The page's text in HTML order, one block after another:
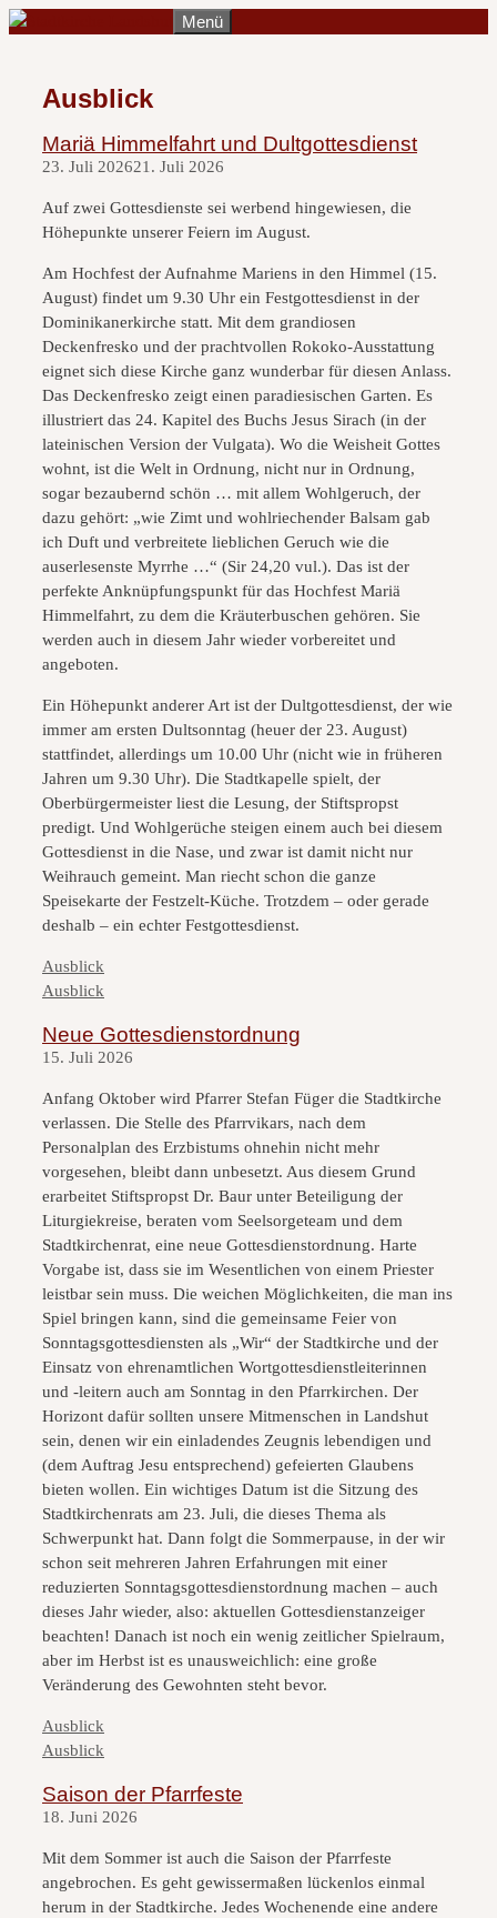
Zum
Menü
Ausblick
Mariä Himmelfahrt und Dultgottesdienst
23. Juli 202621. Juli 2026
Auf zwei Gottesdienste sei werbend hingewiesen, die
Höhepunkte unserer Feiern im August.
Am Hochfest der Aufnahme Mariens in den Himmel (15.
August) findet um 9.30 Uhr ein Festgottesdienst in der
Dominikanerkirche statt. Mit dem grandiosen
Deckenfresko und der prachtvollen Rokoko-Ausstattung
eignet sich diese Kirche ganz wunderbar für diesen Anlass.
Das Deckenfresko zeigt einen paradiesischen Garten. Es
illustriert das 24. Kapitel des Buchs Jesus Sirach (in der
lateinischen Version der Vulgata). Wo die Weisheit Gottes
wohnt, ist die Welt in Ordnung, nicht nur in Ordnung,
sogar bezaubernd schön … mit allem Wohlgeruch, der
dazu gehört: „wie Zimt und wohlriechender Balsam gab
ich Duft und verbreitete lieblichen Geruch wie die
auserlesenste Myrrhe …“ (Sir 24,20 vul.). Das ist der
perfekte Anknüpfungspunkt für das Hochfest Mariä
Himmelfahrt, zu dem die Kräuterbuschen gehören. Sie
werden auch in diesem Jahr wieder vorbereitet und
angeboten.
Ein Höhepunkt anderer Art ist der Dultgottesdienst, der wie
immer am ersten Dultsonntag (heuer der 23. August)
stattfindet, allerdings um 10.00 Uhr (nicht wie in früheren
Jahren um 9.30 Uhr). Die Stadtkapelle spielt, der
Oberbürgermeister liest die Lesung, der Stiftspropst
predigt. Und Wohlgerüche steigen einem auch bei diesem
Gottesdienst in die Nase, und zwar ist damit nicht nur
Weihrauch gemeint. Man riecht schon die ganze
Speisekarte der Festzelt-Küche. Trotzdem – oder gerade
deshalb – ein echter Festgottesdienst.
Kategorien
Ausblick
Kategorien
Ausblick
Neue Gottesdienstordnung
15. Juli 2026
Anfang Oktober wird Pfarrer Stefan Füger die Stadtkirche
verlassen. Die Stelle des Pfarrvikars, nach dem
Personalplan des Erzbistums ohnehin nicht mehr
vorgesehen, bleibt dann unbesetzt. Aus diesem Grund
erarbeitet Stiftspropst Dr. Baur unter Beteiligung der
Liturgiekreise, beraten vom Seelsorgeteam und dem
Stadtkirchenrat, eine neue Gottesdienstordnung. Harte
Vorgabe ist, dass sie im Wesentlichen von einem Priester
leistbar sein muss. Die weichen Möglichkeiten, die man ins
Spiel bringen kann, sind die gemeinsame Feier von
Sonntagsgottesdiensten als „Wir“ der Stadtkirche und der
Einsatz von ehrenamtlichen Wortgottesdienstleiterinnen
und -leitern auch am Sonntag in den Pfarrkirchen. Der
Horizont dafür sollten unsere Mitmenschen in Landshut
sein, denen wir ein einladendes Zeugnis lebendigen und
(dem Auftrag Jesu entsprechend) gefeierten Glaubens
bieten wollen. Ein wichtiges Datum ist die Sitzung des
Stadtkirchenrats am 23. Juli, die dieses Thema als
Schwerpunkt hat. Dann folgt die Sommerpause, in der wir
schon seit mehreren Jahren Erfahrungen mit einer
reduzierten Sonntagsgottesdienstordnung machen – auch
dieses Jahr wieder, also: aktuellen Gottesdienstanzeiger
beachten! Danach ist noch ein wenig zeitlicher Spielraum,
aber im Herbst ist es unausweichlich: eine große
Veränderung des Gewohnten steht bevor.
Kategorien
Ausblick
Kategorien
Ausblick
Saison der Pfarrfeste
18. Juni 2026
Mit dem Sommer ist auch die Saison der Pfarrfeste
angebrochen. Es geht gewissermaßen lückenlos einmal
herum in der Stadtkirche. Jedes Wochenende eine andere